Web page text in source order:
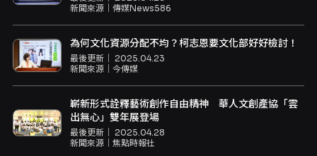
新聞來源｜ 傳媒News586
為何文化資源分配不均？柯志恩要文化部好好檢討！
最後更新｜ 2025.04.23
新聞來源｜ 今傳媒
嶄新形式詮釋藝術創作自由精神 華人文創產協「雲
出無心」雙年展登場
最後更新｜ 2025.04.28
新聞來源｜ 焦點時報社